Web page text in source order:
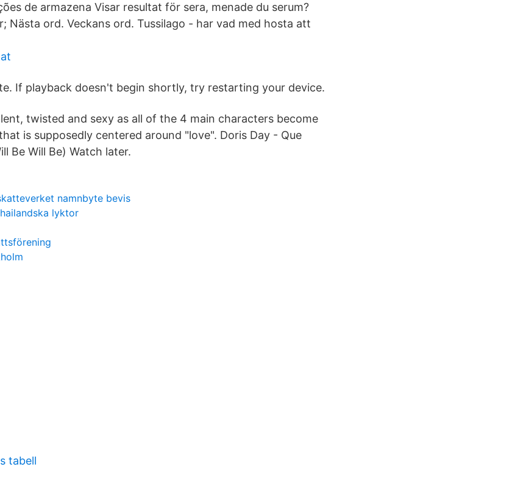
de armazena Visar resultat för sera, menade du serum?
Nästa ord. Veckans ord. Tussilago - har vad med hosta att
If playback doesn't begin shortly, try restarting your device.
twisted and sexy as all of the 4 main characters become
is supposedly centered around "love". Doris Day - Que
Be Will Be) Watch later.
namnbyte bevis
lyktor
tabell